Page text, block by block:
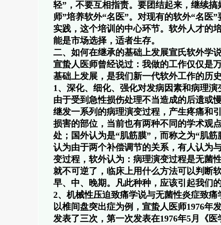
轻”，不要互相指责。要团结起来，继续
师”培养软外“名医”。对现有的软外“名医
实践，这个培训的中心环节。软外人才的
能是市场选择，适者生存。
二、如何在继承的基础上发展宣氏软外学
宣蛰人医师曾经说过：我做的工作仅仅是
基础上发展，是我们新一代软外工作的历
1、深化、细化、强化对发病因素和病理演
由于受到急性损伤处理不当造成的后遗或
继发一系列的病理演变过程，产生疼痛和
损害的部位，当前也有两种不同的学术观
处；国外认为是“肌筋膜”，而称之为“肌
认为由于两个补偿调节的关系，有人认为
变过程，软外认为：病理演变过程是无菌
就不可逆了，临床上用什么方法可以判断
早、中、晚期。凡此种种，应该引起我们
2、机械性压迫致痛学说与无菌性炎症致
以椎间盘突出症为例，宣蛰人医师1976年
发表了三次，第一次发表在1976年5月《